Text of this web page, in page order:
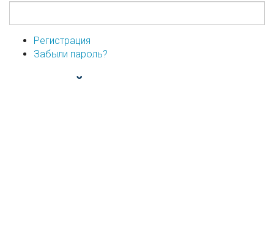
Регистрация
Забыли пароль?
...или войдите используя